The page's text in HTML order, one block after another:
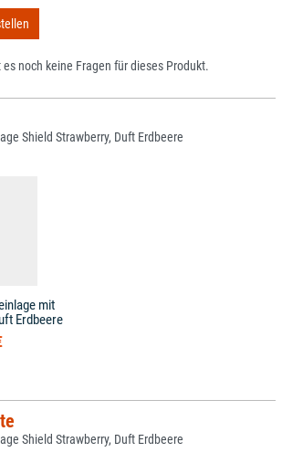
es noch keine Fragen für dieses Produkt.
Shield Strawberry, Duft Erdbeere
mit
Erdbeere
Shield Strawberry, Duft Erdbeere